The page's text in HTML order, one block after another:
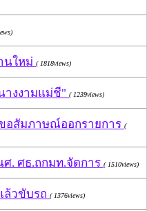
นใหม่ ( 1818views)
างงามแม่ชี" ( 1239views)
อสัมภาษณ์ออกรายการ (
. ศธ.ถกมท.จัดการ ( 1510views)
ล้วขับรถ ( 1376views)